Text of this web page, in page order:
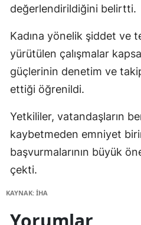
değerlendirildiğini belirtti.
Kadına yönelik şiddet ve
yürütülen çalışmalar
güçlerinin denetim ve
ettiği öğrenildi.
Yetkililer, vatandaşların
kaybetmeden emniyet
başvurmalarının büyük
çekti.
KAYNAK: İHA